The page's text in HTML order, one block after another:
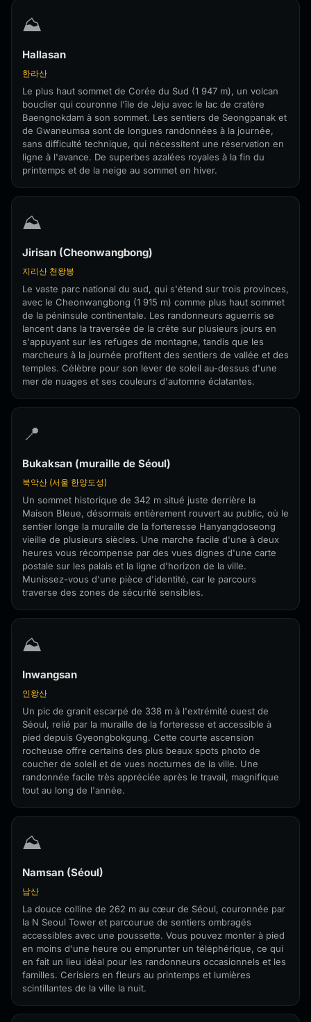
⛰️
Hallasan
한라산
Le plus haut sommet de Corée du Sud (1 947 m), un volcan
bouclier qui couronne l'île de Jeju avec le lac de cratère
Baengnokdam à son sommet. Les sentiers de Seongpanak et
de Gwaneumsa sont de longues randonnées à la journée,
sans difficulté technique, qui nécessitent une réservation en
ligne à l'avance. De superbes azalées royales à la fin du
printemps et de la neige au sommet en hiver.
⛰️
Jirisan (Cheonwangbong)
지리산 천왕봉
Le vaste parc national du sud, qui s'étend sur trois provinces,
avec le Cheonwangbong (1 915 m) comme plus haut sommet
de la péninsule continentale. Les randonneurs aguerris se
lancent dans la traversée de la crête sur plusieurs jours en
s'appuyant sur les refuges de montagne, tandis que les
marcheurs à la journée profitent des sentiers de vallée et des
temples. Célèbre pour son lever de soleil au-dessus d'une
mer de nuages et ses couleurs d'automne éclatantes.
📍
Bukaksan (muraille de Séoul)
북악산 (서울 한양도성)
Un sommet historique de 342 m situé juste derrière la
Maison Bleue, désormais entièrement rouvert au public, où le
sentier longe la muraille de la forteresse Hanyangdoseong
vieille de plusieurs siècles. Une marche facile d'une à deux
heures vous récompense par des vues dignes d'une carte
postale sur les palais et la ligne d'horizon de la ville.
Munissez-vous d'une pièce d'identité, car le parcours
traverse des zones de sécurité sensibles.
⛰️
Inwangsan
인왕산
Un pic de granit escarpé de 338 m à l'extrémité ouest de
Séoul, relié par la muraille de la forteresse et accessible à
pied depuis Gyeongbokgung. Cette courte ascension
rocheuse offre certains des plus beaux spots photo de
coucher de soleil et de vues nocturnes de la ville. Une
randonnée facile très appréciée après le travail, magnifique
tout au long de l'année.
⛰️
Namsan (Séoul)
남산
La douce colline de 262 m au cœur de Séoul, couronnée par
la N Seoul Tower et parcourue de sentiers ombragés
accessibles avec une poussette. Vous pouvez monter à pied
en moins d'une heure ou emprunter un téléphérique, ce qui
en fait un lieu idéal pour les randonneurs occasionnels et les
familles. Cerisiers en fleurs au printemps et lumières
scintillantes de la ville la nuit.